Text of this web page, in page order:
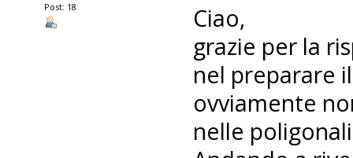
Post: 18
Ciao,
grazie per la
nel preparare
ovviamente
nelle